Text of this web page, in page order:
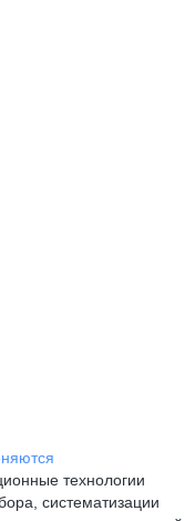
технологии
систематизации